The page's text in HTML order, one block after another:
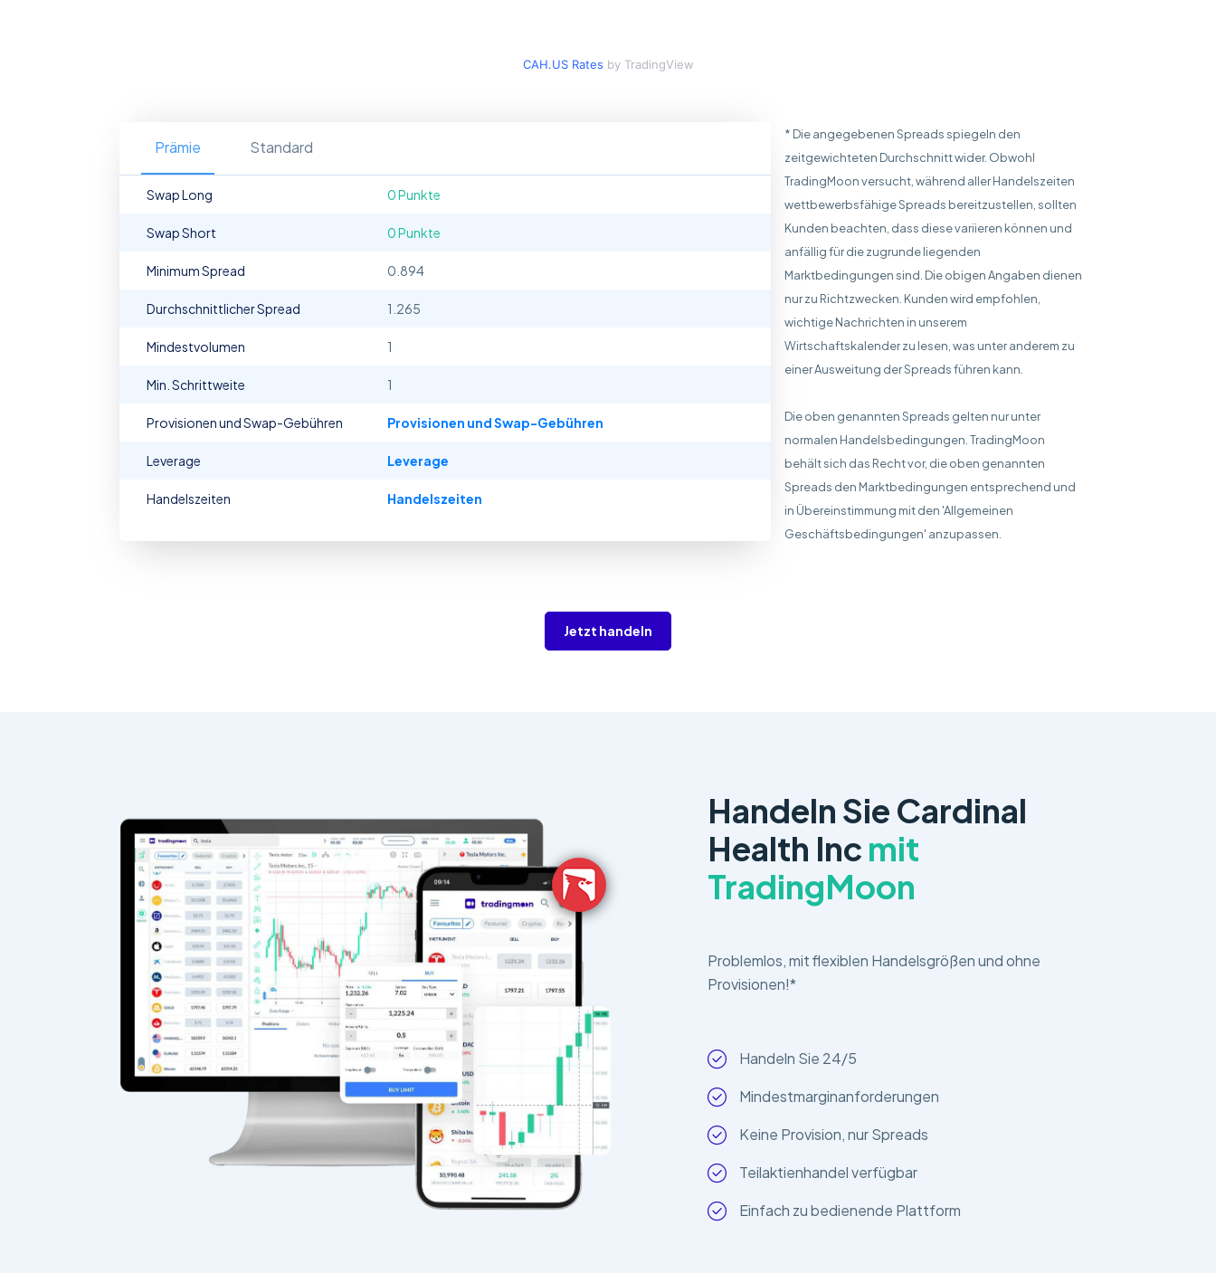
CAH.US Rates by TradingView
Prämie Standard
Swap Long 0 Punkte
Swap Short 0 Punkte
Minimum Spread 0.894
Durchschnittlicher Spread 1.265
Mindestvolumen 1
Min. Schrittweite 1
Provisionen und Swap-Gebühren Provisionen und Swap-Gebühren
Leverage Leverage
Handelszeiten Handelszeiten
* Die angegebenen Spreads spiegeln den
zeitgewichteten Durchschnitt wider. Obwohl
TradingMoon versucht, während aller Handelszeiten
wettbewerbsfähige Spreads bereitzustellen, sollten
Kunden beachten, dass diese variieren können und
anfällig für die zugrunde liegenden
Marktbedingungen sind. Die obigen Angaben dienen
nur zu Richtzwecken. Kunden wird empfohlen,
wichtige Nachrichten in unserem
Wirtschaftskalender zu lesen, was unter anderem zu
einer Ausweitung der Spreads führen kann.
Die oben genannten Spreads gelten nur unter
normalen Handelsbedingungen. TradingMoon
behält sich das Recht vor, die oben genannten
Spreads den Marktbedingungen entsprechend und
in Übereinstimmung mit den 'Allgemeinen
Geschäftsbedingungen' anzupassen.
Jetzt handeln
Handeln Sie Cardinal
Health Inc mit
TradingMoon
Problemlos, mit flexiblen Handelsgrößen und ohne
Provisionen!*
Handeln Sie 24/5
Mindestmarginanforderungen
Keine Provision, nur Spreads
Teilaktienhandel verfügbar
Einfach zu bedienende Plattform